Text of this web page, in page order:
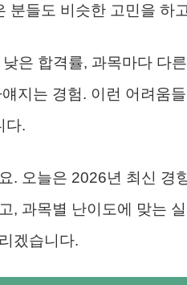
분들도 비슷한 고민을 하
은 합격률, 과목마다 다
지는 경험. 이런 어려움
다.
. 오늘은 2026년 최신 경
, 과목별 난이도에 맞는
겠습니다.